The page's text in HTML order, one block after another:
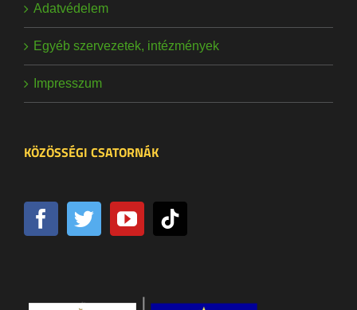
Adatvédelem
Egyéb szervezetek, intézmények
Impresszum
KÖZÖSSÉGI CSATORNÁK